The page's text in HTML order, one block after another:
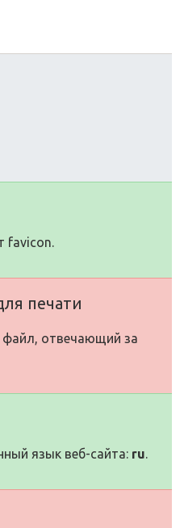
favicon.
печати
отвечающий за
язык веб-сайта: ru.